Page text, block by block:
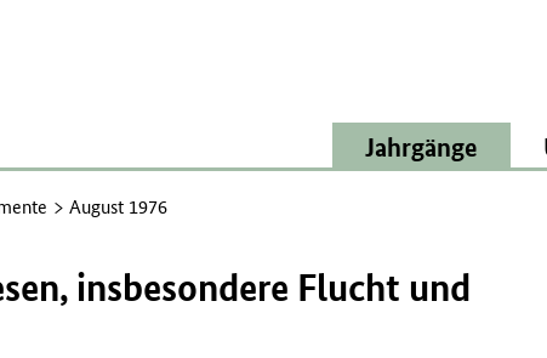
Jahrgänge
August 1976
insbesondere Flucht und